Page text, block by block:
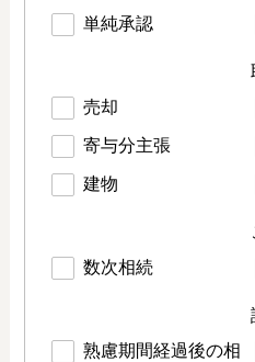
単純承認
売却
寄与分主張
建物
数次相続
熟慮期間経過後の相